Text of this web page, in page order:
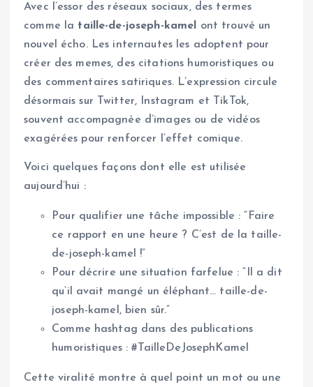
Avec l’essor des réseaux sociaux, des termes
comme la taille-de-joseph-kamel
ont trouvé un
nouvel écho. Les internautes les adoptent pour
créer des memes, des citations humoristiques ou
des commentaires satiriques. L’expression circule
désormais sur Twitter, Instagram et TikTok,
souvent accompagnée d’images ou de vidéos
exagérées pour renforcer l’effet comique.
Voici quelques façons dont elle est utilisée
aujourd’hui :
Pour qualifier une tâche impossible : “Faire
ce rapport en une heure ? C’est de la taille-
de-joseph-kamel !”
Pour décrire une situation farfelue : “Il a dit
qu’il avait mangé un éléphant… taille-de-
joseph-kamel, bien sûr.”
Comme hashtag dans des publications
humoristiques : #TailleDeJosephKamel
Cette viralité montre à quel point un mot ou une